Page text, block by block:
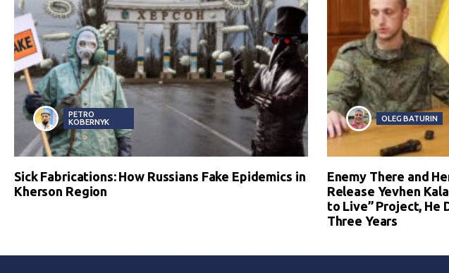
PETRO
KOBERNYK
Sick Fabrications: How Russians Fake Epidemics in
Kherson Region
OLEG BATURIN
Enemy There and
Release Yevhen
to Live” Project, He
Three Years